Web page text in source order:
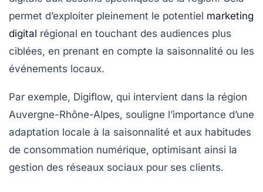
permet d’exploiter pleinement le potentiel marketing
digital régional en touchant des audiences plus
ciblées, en prenant en compte la saisonnalité ou les
événements locaux.
Par exemple, Digiflow, qui intervient dans la région
Auvergne-Rhône-Alpes, souligne l’importance d’une
adaptation locale à la saisonnalité et aux habitudes
de consommation numérique, optimisant ainsi la
gestion des réseaux sociaux pour ses clients.